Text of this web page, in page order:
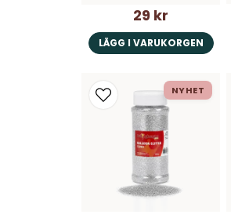
29 kr
LÄGG I VARUKORGEN
NYHET